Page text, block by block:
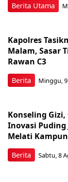
Berita Utama
Berita
Kapolres
Malam, Sasar
Rawan C3
Minggu,
Berita
Konseling
Inovasi Puding
Melati
Sabtu, 8